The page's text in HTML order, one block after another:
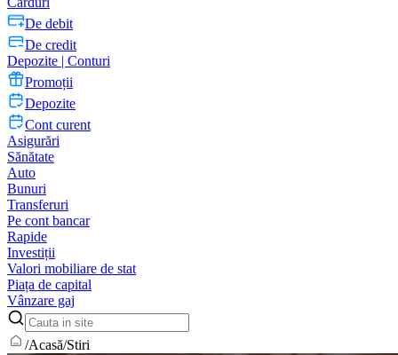
De debit
De credit
Depozite | Conturi
Promoții
Depozite
Cont curent
Asigurări
Sănătate
Auto
Bunuri
Transferuri
Pe cont bancar
Rapide
Investiții
Valori mobiliare de stat
Piața de capital
Vânzare gaj
/Acasă/Stiri